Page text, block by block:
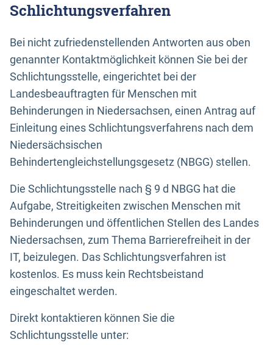
Schlichtungsverfahren
Bei nicht zufriedenstellenden Antworten aus oben
genannter Kontaktmöglichkeit können Sie bei der
Schlichtungsstelle, eingerichtet bei der
Landesbeauftragten für Menschen mit
Behinderungen in Niedersachsen, einen Antrag auf
Einleitung eines Schlichtungsverfahrens nach dem
Niedersächsischen
Behindertengleichstellungsgesetz (NBGG) stellen.
Die Schlichtungsstelle nach § 9 d NBGG hat die
Aufgabe, Streitigkeiten zwischen Menschen mit
Behinderungen und öffentlichen Stellen des Landes
Niedersachsen, zum Thema Barrierefreiheit in der
IT, beizulegen. Das Schlichtungsverfahren ist
kostenlos. Es muss kein Rechtsbeistand
eingeschaltet werden.
Direkt kontaktieren können Sie die
Schlichtungsstelle unter: